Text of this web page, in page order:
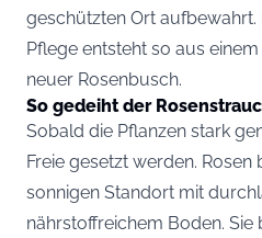
geschützten Ort
Pflege entsteht so aus
neuer Rosenbusch.
So gedeiht der
Sobald die Pflanzen stark
Freie gesetzt werden.
sonnigen Standort mit
nährstoffreichem Boden.